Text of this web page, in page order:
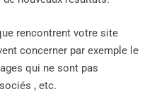
rencontrent votre site
concerner par exemple le
qui ne sont pas
, etc.